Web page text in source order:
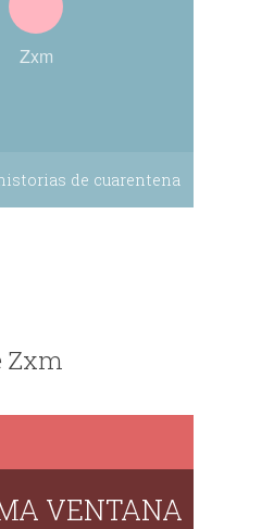
Zxm
de cuarentena
Zxm
VENTANA